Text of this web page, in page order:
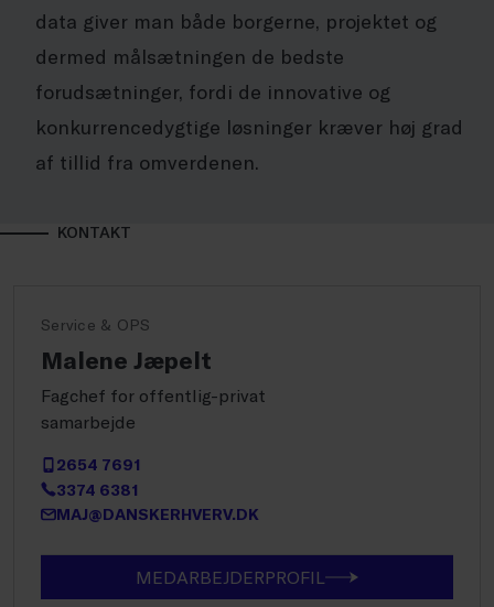
data giver man både borgerne, projektet og
dermed målsætningen de bedste
forudsætninger, fordi de innovative og
konkurrencedygtige løsninger kræver høj grad
af tillid fra omverdenen.
KONTAKT
Service & OPS
Malene Jæpelt
Fagchef for offentlig-privat
samarbejde
2654 7691
3374 6381
MAJ@DANSKERHVERV.DK
MEDARBEJDERPROFIL